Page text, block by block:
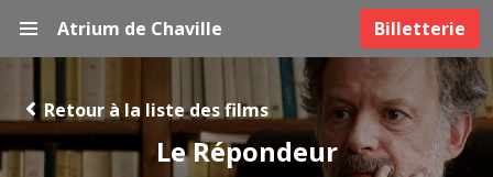
Atrium de Chaville Billetterie
Retour à la liste des films
Le Répondeur